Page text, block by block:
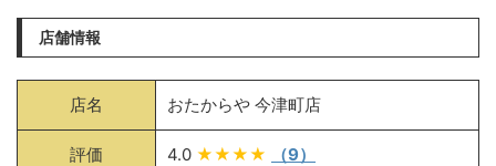
店舗情報
店名 おたからや 今津町店
評価 4.0 ★★★★ （9）